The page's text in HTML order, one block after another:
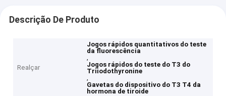
Descrição De Produto
Realçar
Jogos rápidos quantitativos do teste
da fluorescência
,
Jogos rápidos do teste do T3 do
Triiodothyronine
,
Gavetas do dispositivo do T3 T4 da
hormona de tiroide